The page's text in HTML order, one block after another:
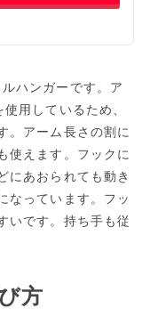
ンガーです。ア
用しているため、
。アーム長さの割に
使えます。フックに
にあおられても動き
なっています。フッ
いです。持ち手も従
方